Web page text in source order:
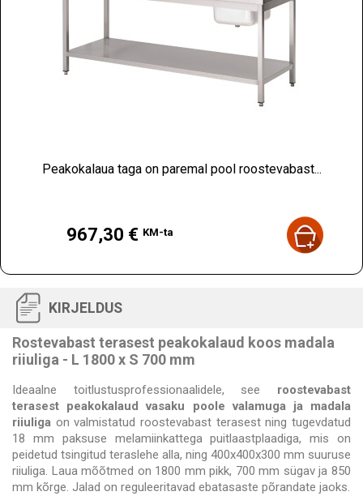
Peakokalaua taga on paremal pool roostevabast...
967,30 € KM-ta
KIRJELDUS
Rostevabast terasest peakokalaud koos madala
riiuliga - L 1800 x S 700 mm
Ideaalne toitlustusprofessionaalidele, see roostevabast
terasest peakokalaud vasaku poole valamuga ja madala
riiuliga on valmistatud roostevabast terasest ning tugevdatud
18 mm paksuse melamiinkattega puitlaastplaadiga, mis on
peidetud tsingitud teraslehe alla, ning 400x400x300 mm suuruse
riiuliga. Laua mõõtmed on 1800 mm pikk, 700 mm sügav ja 850
mm kõrge. Jalad on reguleeritavad ebatasaste põrandate jaoks.